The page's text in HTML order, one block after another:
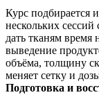
Курс подбирается
нескольких
дать тканям время
выведение
объёма, толщину
меняет сетку и
Подготовка и